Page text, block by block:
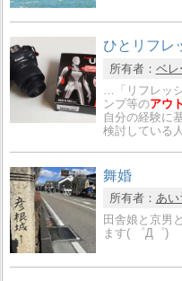
ひとリフレ
所有者： ベレ
…「リフレッ
ンプ等のアウ
自分の経験に
検討している
舞婚
所有者： あい
田舎娘と京男
ます( ゜Д゜)